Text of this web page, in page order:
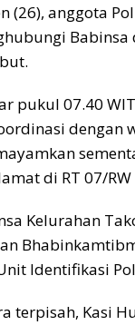
(26), anggota
pukul 07.40
dengan
di RT 07/
Kelurahan
Identifikasi
terpisah, Kasi